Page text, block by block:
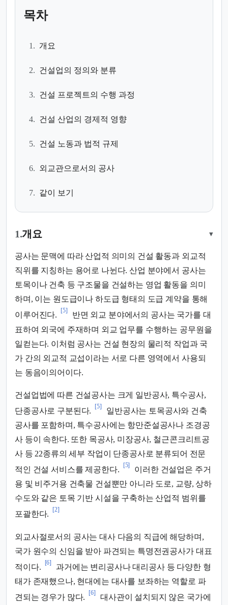
목차
1. 개요
2. 건설업의 정의와 분류
3. 건설 프로젝트의 수행 과정
4. 건설 산업의 경제적 영향
5. 건설 노동과 법적 규제
6. 외교관으로서의 공사
7. 같이 보기
1.개요 ▾
공사는 문맥에 따라 산업적 의미의 건설 활동과 외교적
직위를 지칭하는 용어로 나뉜다. 산업 분야에서 공사는
토목이나 건축 등 구조물을 건설하는 영업 활동을 의미
하며, 이는 원도급이나 하도급 형태의 도급 계약을 통해
이루어진다.
[5]
반면 외교 분야에서의 공사는 국가를 대
표하여 외국에 주재하며 외교 업무를 수행하는 공무원을
일컫는다. 이처럼 공사는 건설 현장의 물리적 작업과 국
가 간의 외교적 교섭이라는 서로 다른 영역에서 사용되
는 동음이의어이다.
건설업법에 따른 건설공사는 크게 일반공사, 특수공사,
단종공사로 구분된다.
[5]
일반공사는 토목공사와 건축
공사를 포함하며, 특수공사에는 항만준설공사나 조경공
사 등이 속한다. 또한 목공사, 미장공사, 철근콘크리트공
사 등 22종류의 세부 작업이 단종공사로 분류되어 전문
적인 건설 서비스를 제공한다.
[5]
이러한 건설업은 주거
용 및 비주거용 건축물 건설뿐만 아니라 도로, 교량, 상하
수도와 같은 토목 기반 시설을 구축하는 산업적 범위를
포괄한다.
[2]
외교사절로서의 공사는 대사 다음의 직급에 해당하며,
국가 원수의 신임을 받아 파견되는 특명전권공사가 대표
적이다.
[6]
과거에는 변리공사나 대리공사 등 다양한 형
태가 존재했으나, 현대에는 대사를 보좌하는 역할로 파
견되는 경우가 많다.
[6]
대사관이 설치되지 않은 국가에